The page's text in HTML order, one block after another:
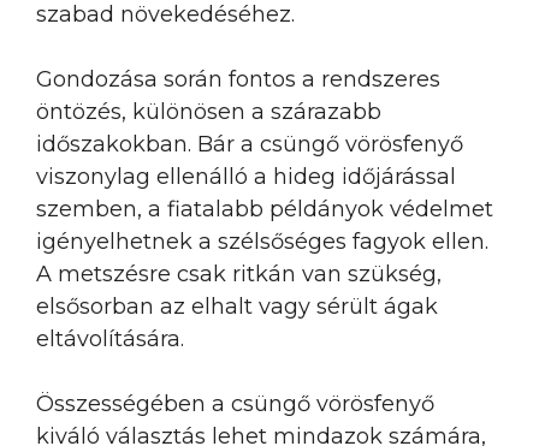
szabad növekedéséhez.
Gondozása során fontos a rendszeres
öntözés, különösen a szárazabb
időszakokban. Bár a csüngő vörösfenyő
viszonylag ellenálló a hideg időjárással
szemben, a fiatalabb példányok védelmet
igényelhetnek a szélsőséges fagyok ellen.
A metszésre csak ritkán van szükség,
elsősorban az elhalt vagy sérült ágak
eltávolítására.
Összességében a csüngő vörösfenyő
kiváló választás lehet mindazok számára,